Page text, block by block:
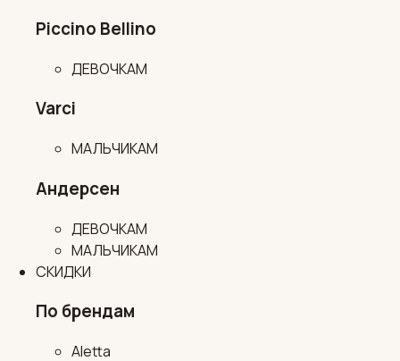
Piccino Bellino
ДЕВОЧКАМ
Varci
МАЛЬЧИКАМ
Андерсен
ДЕВОЧКАМ
МАЛЬЧИКАМ
СКИДКИ
По брендам
Aletta